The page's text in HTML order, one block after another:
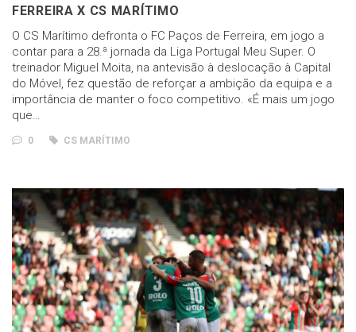
FERREIRA X CS MARÍTIMO
O CS Marítimo defronta o FC Paços de Ferreira, em jogo a
contar para a 28.ª jornada da Liga Portugal Meu Super. O
treinador Miguel Moita, na antevisão à deslocação à Capital
do Móvel, fez questão de reforçar a ambição da equipa e a
importância de manter o foco competitivo. «É mais um jogo
que…
0 CS MARÍTIMO